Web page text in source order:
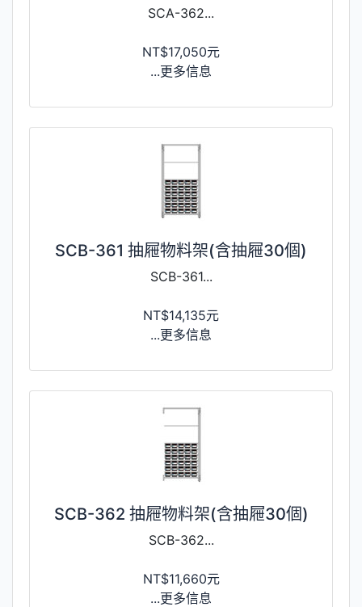
SCA-362...
NT$17,050元
...更多信息
SCB-361 抽屜物料架(含抽屜30個)
SCB-361...
NT$14,135元
...更多信息
SCB-362 抽屜物料架(含抽屜30個)
SCB-362...
NT$11,660元
...更多信息